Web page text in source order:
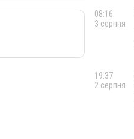
08:16
3 серпня
19:37
2 серпня